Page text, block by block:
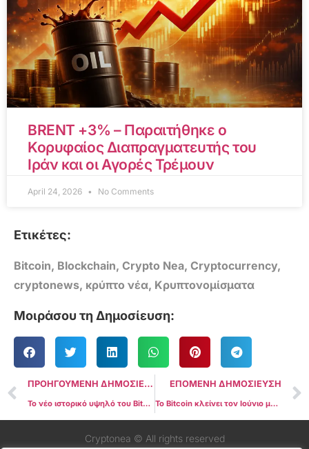
BRENT +3% – Παραιτήθηκε ο
Κορυφαίος Διαπραγματευτής του
Ιράν και οι Αγορές Τρέμουν
April 24, 2026 No Comments
Ετικέτες:
Bitcoin, Blockchain, Crypto Nea, Cryptocurrency,
cryptonews, κρύπτο νέα, Κρυπτονομίσματα
Μοιράσου τη Δημοσίευση:
ΠΡΟΗΓΟΥΜΕΝΗ ΔΗΜΟΣΙΕΥΣΗ
Το νέο ιστορικό υψηλό του Bitcoin πλησιάζει καθώς η τιμή στοχεύει τη ρευστότητα στα $109.000
ΕΠΟΜΕΝΗ ΔΗΜΟΣΙΕΥΣΗ
Το Bitcoin κλείνει τον Ιούνιο με νέο ρεκόρ στα $107.000 – Πιθανή άνοδος 9% τον Ιούλιο
Cryptonea © All rights reserved